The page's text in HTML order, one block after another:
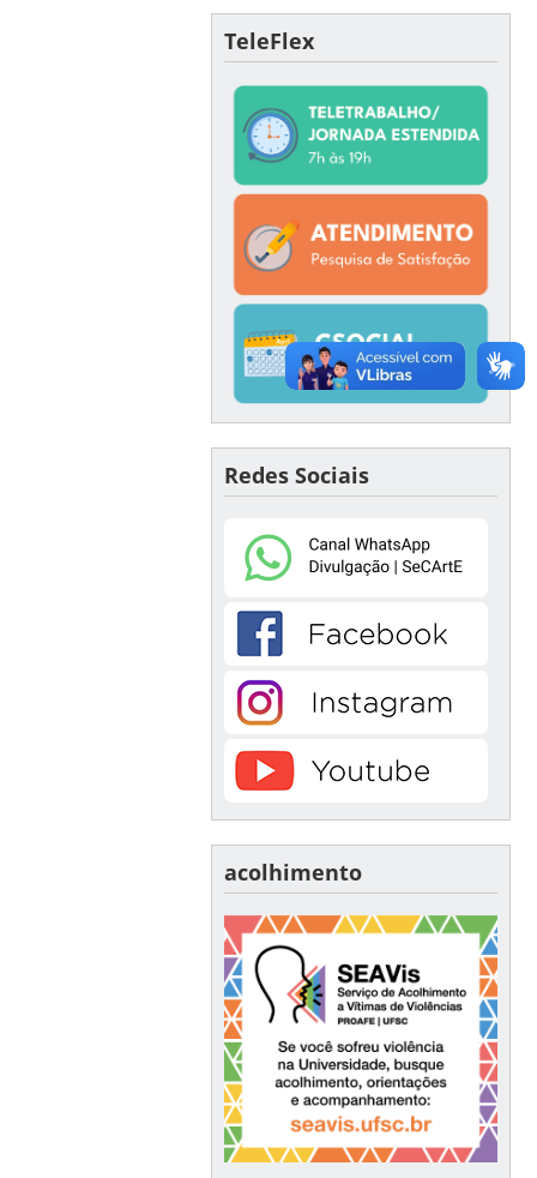
TeleFlex
Redes Sociais
acolhimento